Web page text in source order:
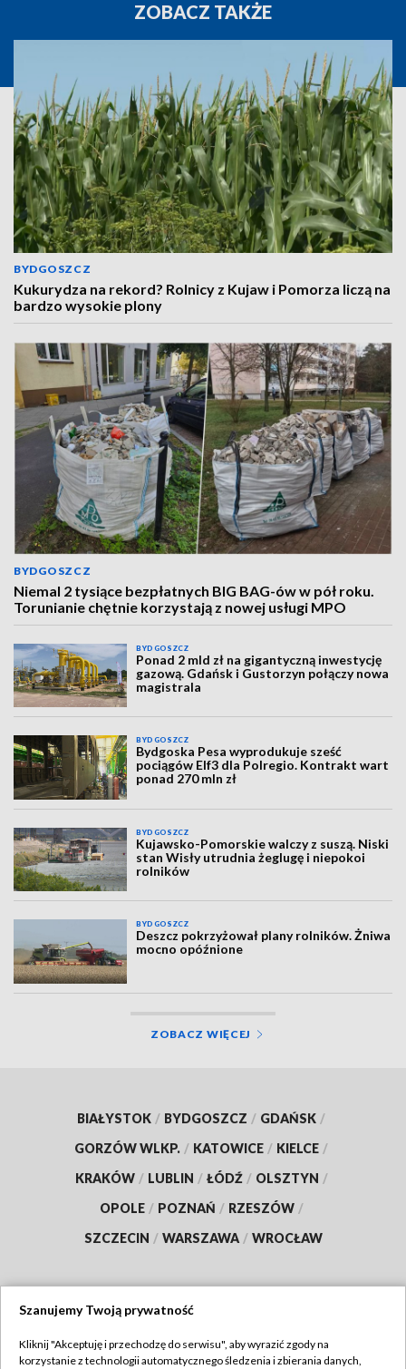
ZOBACZ TAKŻE
BYDGOSZCZ
Kukurydza na rekord? Rolnicy z Kujaw i Pomorza liczą na
bardzo wysokie plony
BYDGOSZCZ
Niemal 2 tysiące bezpłatnych BIG BAG-ów w pół roku.
Torunianie chętnie korzystają z nowej usługi MPO
BYDGOSZCZ
Ponad 2 mld zł na gigantyczną inwestycję
gazową. Gdańsk i Gustorzyn połączy nowa
magistrala
BYDGOSZCZ
Bydgoska Pesa wyprodukuje sześć
pociągów Elf3 dla Polregio. Kontrakt wart
ponad 270 mln zł
BYDGOSZCZ
Kujawsko-Pomorskie walczy z suszą. Niski
stan Wisły utrudnia żeglugę i niepokoi
rolników
BYDGOSZCZ
Deszcz pokrzyżował plany rolników. Żniwa
mocno opóźnione
ZOBACZ WIĘCEJ
BIAŁYSTOK / BYDGOSZCZ / GDAŃSK /
GORZÓW WLKP. / KATOWICE / KIELCE /
KRAKÓW / LUBLIN / ŁÓDŹ / OLSZTYN /
OPOLE / POZNAŃ / RZESZÓW /
SZCZECIN / WARSZAWA / WROCŁAW
TVP
Szanujemy Twoją prywatność
Kliknij "Akceptuję i przechodzę do serwisu", aby wyrazić zgody na
korzystanie z technologii automatycznego śledzenia i zbierania danych,